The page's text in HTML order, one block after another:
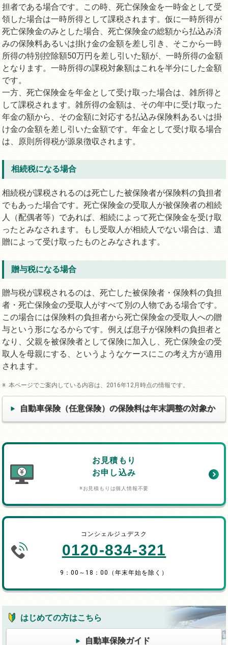
担者である場合です。この時、死亡保険金を一時金として受
領した場合は一時所得として課税されます。仮に一時所得が
死亡保険金のみとした場合、死亡保険金の総額から払込み済
みの保険料あるいは掛け金の金額を差し引き、そこから一時
所得の特別控除額50万円を差し引いた額が、一時所得の金額
となります。一時所得の課税対象額はこれを半分にした金額
です。
一方、死亡保険金を年金として受け取った場合は、雑所得と
して課税されます。雑所得の金額は、その年中に受け取った
年金の額から、その金額に対応する払込み保険料あるいは掛
け金の金額を差し引いた金額です。年金として受け取る場合
は、原則所得税が源泉徴収されます。
相続税になる場合
相続税が課税されるのは死亡した被保険者が保険料の負担者
でもあった場合です。死亡保険金の受取人が被保険者の相続
人（配偶者等）であれば、相続によって死亡保険金を受け取
ったとみなされます。もし受取人が相続人でない場合は、遺
贈によって受け取ったものとみなされます。
贈与税になる場合
贈与税が課税されるのは、死亡した被保険者・保険料の負担
者・死亡保険金の受取人がすべて別の人物である場合です。
この場合には保険料の負担者から死亡保険金の受取人への贈
与という形になるからです。例えば息子が保険料の負担者と
なり、父親を被保険者として保険に加入し、死亡保険金の受
取人を母親にする、というようなケースにこの考え方が適用
されます。
本ページでご案内している内容は、2016年12月時点の情報です。
自動車保険（任意保険）の保険料は年末調整の対象か
お見積もり
お申し込み
※お見積もりは個人情報不要
コンシェルジュデスク
0120-834-321
9：00～18：00（年末年始を除く）
はじめての方はこちら
自動車保険ガイド